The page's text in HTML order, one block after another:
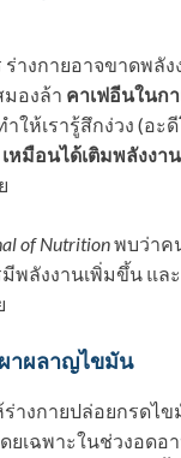
ร่างกายอาจขาดพลั
องล้า คาเฟอีนในก
ให้เรารู้สึกง่วง (อะ
เหมือนได้เติมพลังงา
of Nutritionพบว่าค
พลังงานเพิ่มขึ้น แล
าผลาญไขมัน
างกายปล่อยกรดไ
เฉพาะในช่วงอดอ